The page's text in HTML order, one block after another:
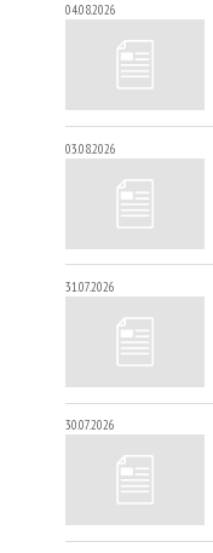
04.08.2026
03.08.2026
31.07.2026
30.07.2026